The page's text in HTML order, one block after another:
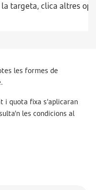
la targeta, clica altres
les formes de
i quota fixa s’aplicaran
les condicions al